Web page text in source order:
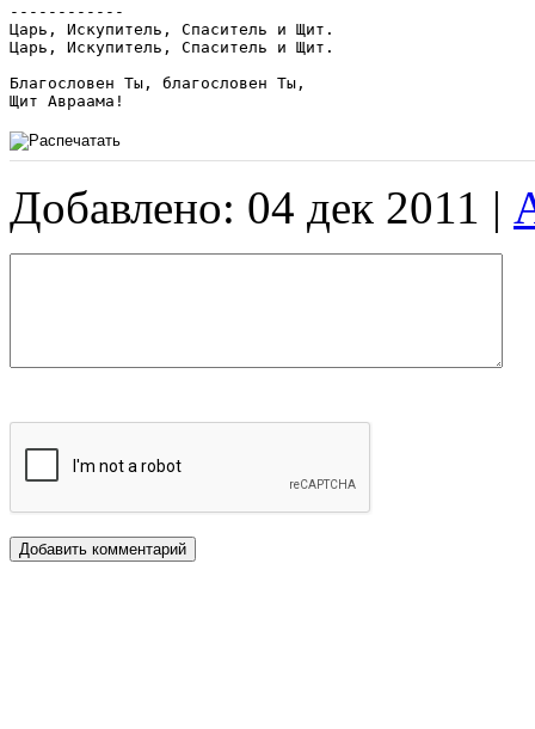
------------
Царь, Искупитель, Спаситель и Щит.
Царь, Искупитель, Спаситель и Щит.
Благословен Ты, благословен Ты,
Добавлено: 04 дек 2011 |